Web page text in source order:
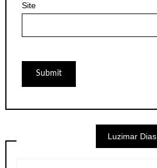
Site
Luzimar Dias